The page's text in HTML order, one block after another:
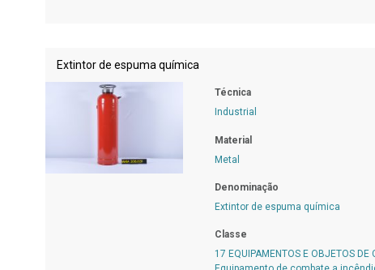
Extintor de espuma química
Técnica
Industrial
Material
Metal
Denominação
Extintor de espuma química
Classe
17 EQUIPAMENTOS E OBJETOS DE